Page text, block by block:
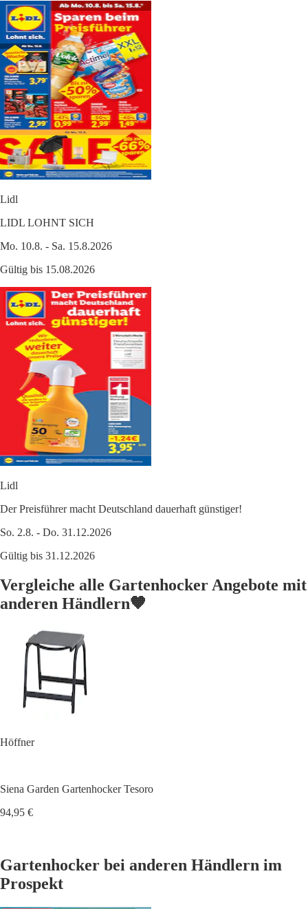
Lidl
LIDL LOHNT SICH
Mo. 10.8. - Sa. 15.8.2026
Gültig bis 15.08.2026
Lidl
Der Preisführer macht Deutschland dauerhaft günstiger!
So. 2.8. - Do. 31.12.2026
Gültig bis 31.12.2026
Vergleiche alle Gartenhocker Angebote mit
anderen Händlern🧡
Höffner
Siena Garden Gartenhocker Tesoro
94,95 €
Gartenhocker bei anderen Händlern im
Prospekt